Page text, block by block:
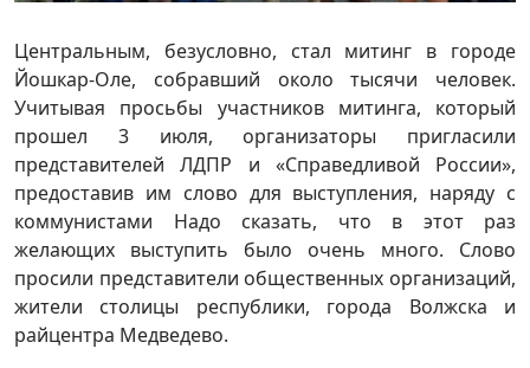
Центральным, безусловно, стал митинг в городе
Йошкар-Оле, собравший около тысячи человек.
Учитывая просьбы участников митинга, который
прошел 3 июля, организаторы пригласили
представителей ЛДПР и «Справедливой России»,
предоставив им слово для выступления, наряду с
коммунистами Надо сказать, что в этот раз
желающих выступить было очень много. Слово
просили представители общественных организаций,
жители столицы республики, города Волжска и
райцентра Медведево.